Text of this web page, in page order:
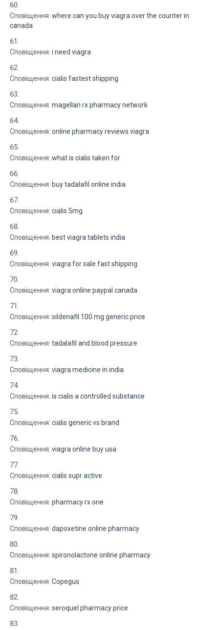
Сповіщення: where can you buy viagra over the counter in
canada
Сповіщення: i need viagra
Сповіщення: cialis fastest shipping
Сповіщення: magellan rx pharmacy network
Сповіщення: online pharmacy reviews viagra
Сповіщення: what is cialis taken for
Сповіщення: buy tadalafil online india
Сповіщення: cialis 5mg
Сповіщення: best viagra tablets india
Сповіщення: viagra for sale fast shipping
Сповіщення: viagra online paypal canada
Сповіщення: sildenafil 100 mg generic price
Сповіщення: tadalafil and blood pressure
Сповіщення: viagra medicine in india
Сповіщення: is cialis a controlled substance
Сповіщення: cialis generic vs brand
Сповіщення: viagra online buy usa
Сповіщення: cialis supr active
Сповіщення: pharmacy rx one
Сповіщення: dapoxetine online pharmacy
Сповіщення: spironolactone online pharmacy
Сповіщення: Copegus
Сповіщення: seroquel pharmacy price